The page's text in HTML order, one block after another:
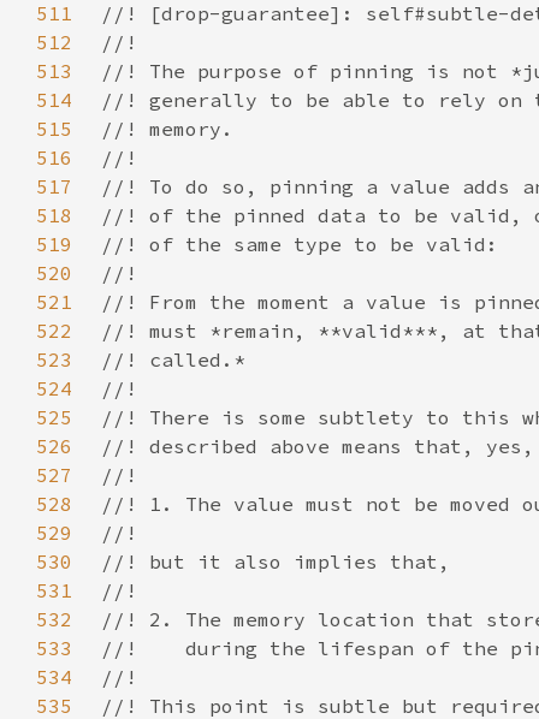
511
512
513
514
515
516
517
518
519
520
521
522
523
524
525
526
527
528
529
530
531
532
533
534
535